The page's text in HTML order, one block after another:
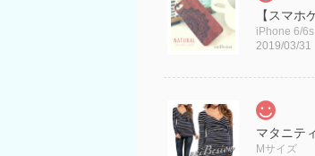
iPhone 6/6s
2019/03/31
Mサイズ